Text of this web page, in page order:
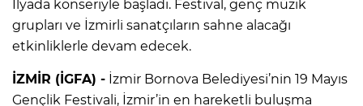
İlyada konseriyle başladı. Festival, genç müzik
grupları ve İzmirli sanatçıların sahne alacağı
etkinliklerle devam edecek.
İZMİR (İGFA) - İzmir Bornova Belediyesi’nin 19 Mayıs
Gençlik Festivali, İzmir’in en hareketli buluşma